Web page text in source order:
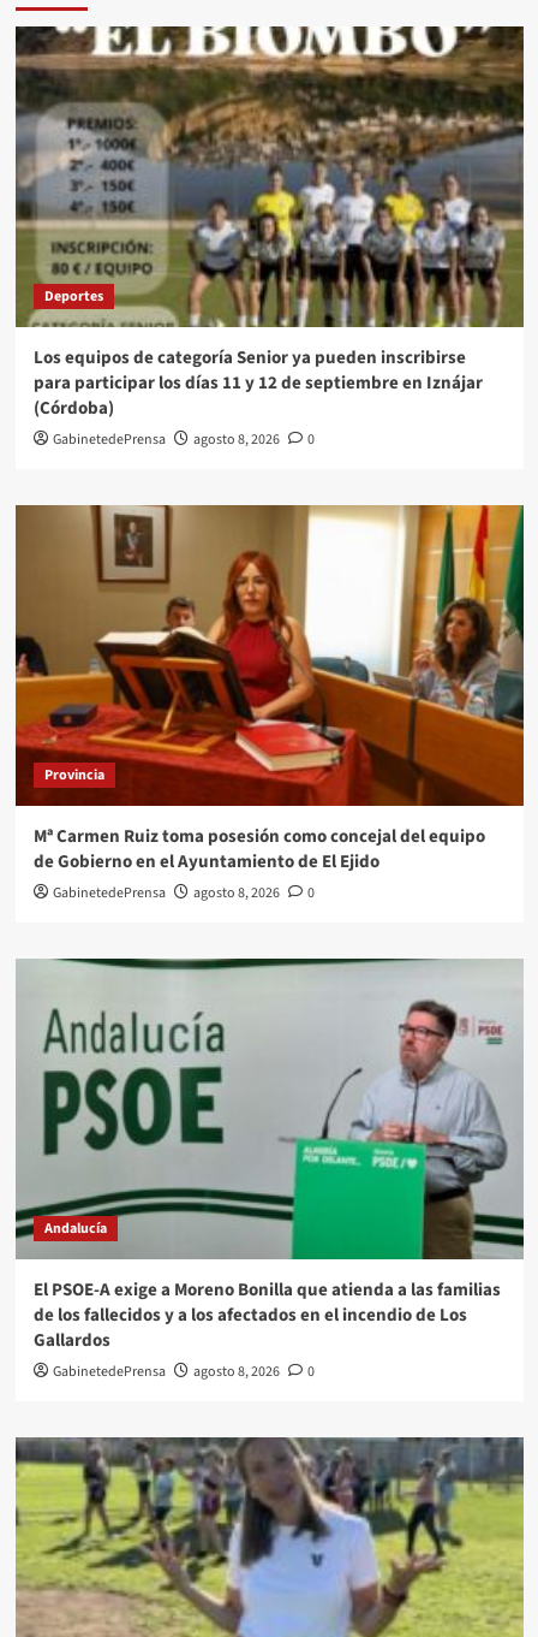
Deportes
Los equipos de categoría Senior ya pueden inscribirse
para participar los días 11 y 12 de septiembre en Iznájar
(Córdoba)
GabinetedePrensa agosto 8, 2026 0
Provincia
Mª Carmen Ruiz toma posesión como concejal del equipo
de Gobierno en el Ayuntamiento de El Ejido
GabinetedePrensa agosto 8, 2026 0
Andalucía
El PSOE-A exige a Moreno Bonilla que atienda a las familias
de los fallecidos y a los afectados en el incendio de Los
Gallardos
GabinetedePrensa agosto 8, 2026 0